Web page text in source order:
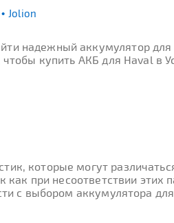
Jolion
надежный аккумулятор
купить АКБ для Haval в
которые могут
при несоответствии
с выбором аккумулятора